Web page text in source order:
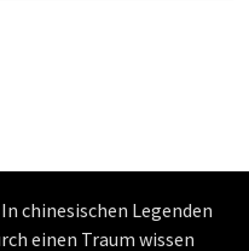
In chinesischen Legenden
einen Traum wissen